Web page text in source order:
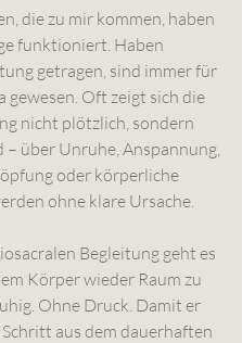
die zu mir kommen, haben
funktioniert. Haben
getragen, sind immer für
gewesen. Oft zeigt sich die
nicht plötzlich, sondern
– über Unruhe, Anspannung,
oder körperliche
ohne klare Ursache.
Begleitung geht es
Körper wieder Raum zu
Ohne Druck. Damit er
aus dem dauerhaften